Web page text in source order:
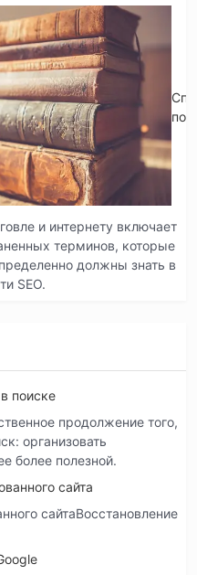
по
и интернету включает
терминов, которые
должны знать в
SEO.
поиске
продолжение того,
организовать
более полезной.
сайта
сайтаВосстановление